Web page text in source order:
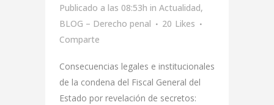
Publicado a las 08:53h in Actualidad,
BLOG – Derecho penal
20 Likes
Comparte
Consecuencias legales e institucionales
de la condena del Fiscal General del
Estado por revelación de secretos: